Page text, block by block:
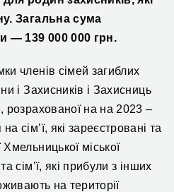
Загальна сума
— 139 000 000 грн.
членів сімей загиблих
і Захисників і Захисниць
розрахованої на на 2023 –
сім’ї, які зареєстровані та
міської
сім’ї, які прибули з інших
на території